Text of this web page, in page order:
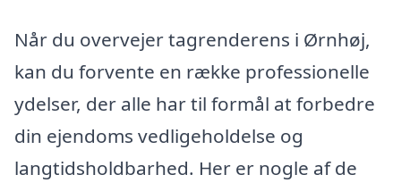
Når du overvejer tagrenderens i Ørnhøj,
kan du forvente en række professionelle
ydelser, der alle har til formål at forbedre
din ejendoms vedligeholdelse og
langtidsholdbarhed. Her er nogle af de